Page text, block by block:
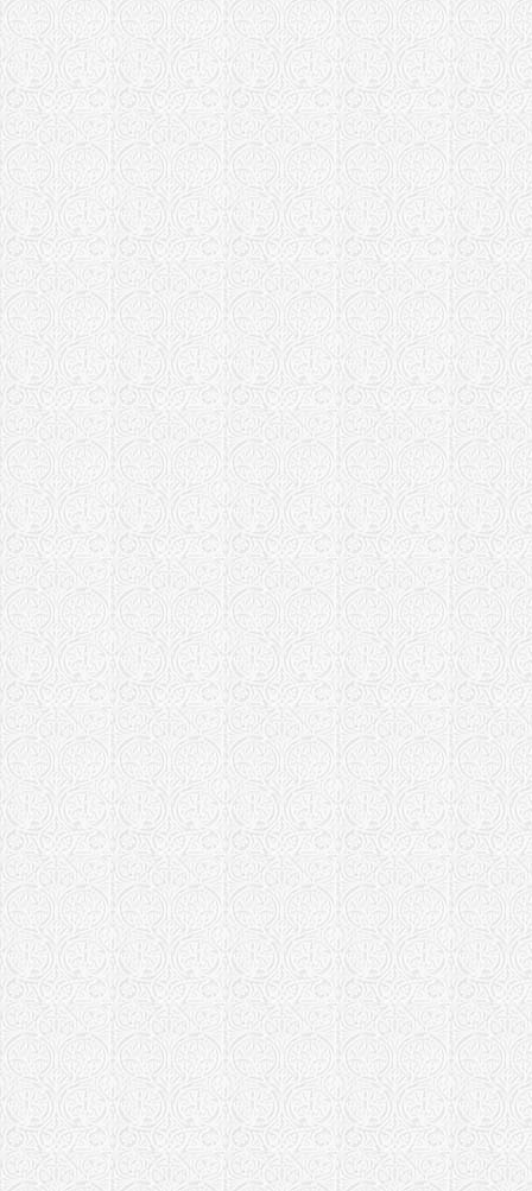
Кинельская
Храм
Алексеевка
Костромская
Храм
Кострома
Храм в
Божия с.
Курганская
Храм
Курская
имя
Божия пос.